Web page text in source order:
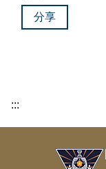
分享
:::